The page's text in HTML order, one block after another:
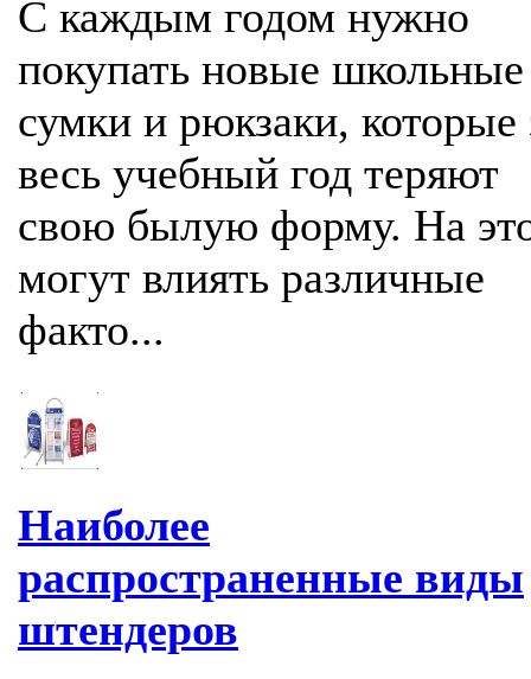
С каждым годом нужно
покупать новые школьные
сумки и рюкзаки, которые
весь учебный год теряют
свою былую форму. На
могут влиять различные
факто...
Наиболее
распространенные виды
штендеров